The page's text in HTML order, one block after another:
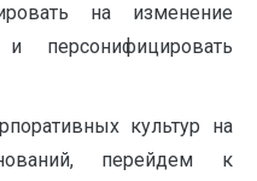
на изменение
персонифицировать
культур на
перейдем к